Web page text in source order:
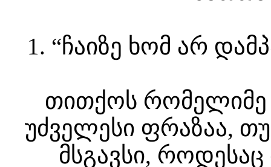
1. “ჩაიზე ხომ არ
თითქოს რომელიმე
უძველესი ფრაზაა,
მსგავსი,